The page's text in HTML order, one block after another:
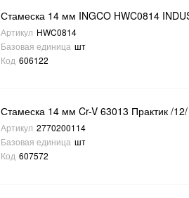
Стамеска 14 мм INGCO HWC0814
Артикул HWC0814
Базовая единица шт
Код 606122
Стамеска 14 мм Cr-V 63013 Практик /12/
Артикул 2770200114
Базовая единица шт
Код 607572